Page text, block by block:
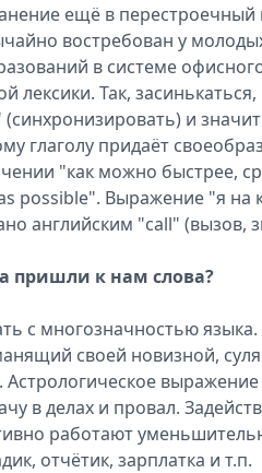
ещё в
востребован у
в системе
лексики. Так,
и
глаголу придаёт
"как можно быстрее,
possible". Выражение "я на
английским "call" (вызов,
пришли к нам слова?
с многозначностью
своей новизной,
Астрологическое
в делах и провал.
работают
отчётик, зарплатка и т.п.